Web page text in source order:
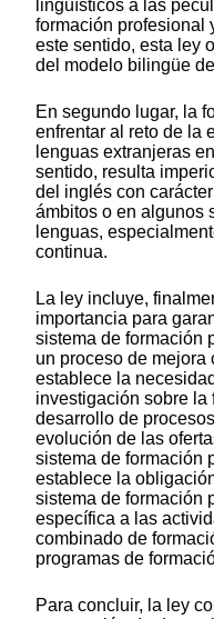
lingüísticos a las
formación profesional
este sentido, esta ley
del modelo bilingüe
En segundo lugar, la
enfrentar al reto de la
lenguas extranjeras
sentido, resulta
del inglés con
ámbitos o en algunos
lenguas,
continua.
La ley incluye,
importancia para
sistema de formación
un proceso de mejora
establece la
investigación sobre la
desarrollo de
evolución de las
sistema de formación
establece la
sistema de formación
específica a las
combinado de
programas de
Para concluir, la ley